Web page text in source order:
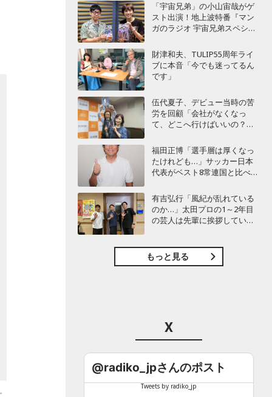
「宇宙兄弟」の小山宙哉がゲ
スト出演！地上波特番『マン
ガのラジオ 宇宙兄弟スペシャ
財津和夫、TULIP55周年ライ
ブに本音「今でも迷ってるん
です」
伍代夏子、デビュー当時の苦
労を回顧「会社がなくなっ
て、どこへ行けばいいの？」
く”のメッセージ
福田正博「選手層は厚くなっ
たけれども…」サッカー日本
代表がベスト8常連国と比べて
有吉弘行「風紀が乱れている
のか…」太田プロの1～2年目
の芸人は先輩に挨拶していな
もっと見る
X
@radiko_jpさんのポスト
Tweets by radiko_jp